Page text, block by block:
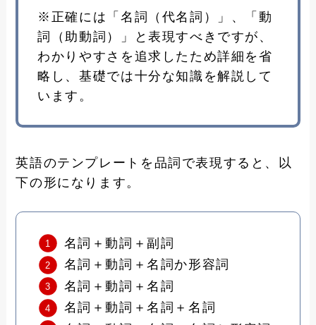
※正確には「名詞（代名詞）」、「動
詞（助動詞）」と表現すべきですが、
わかりやすさを追求したため詳細を省
略し、基礎では十分な知識を解説して
います。
英語のテンプレートを品詞で表現すると、以
下の形になります。
名詞＋動詞＋副詞
名詞＋動詞＋名詞か形容詞
名詞＋動詞＋名詞
名詞＋動詞＋名詞＋名詞